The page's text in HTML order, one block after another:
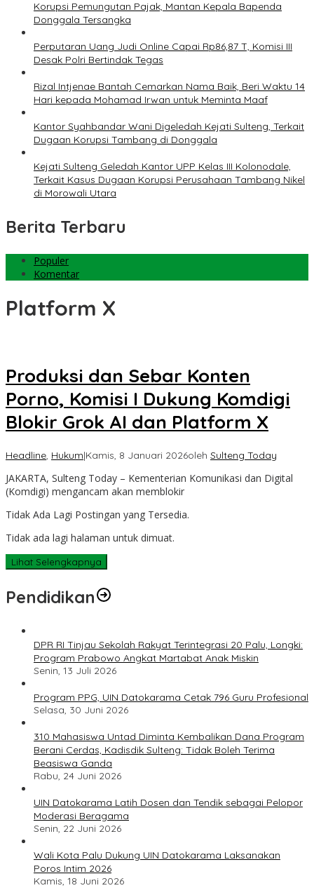
Korupsi Pemungutan Pajak, Mantan Kepala Bapenda
Donggala Tersangka
Perputaran Uang Judi Online Capai Rp86,87 T, Komisi III
Desak Polri Bertindak Tegas
Rizal Intjenae Bantah Cemarkan Nama Baik, Beri Waktu 14
Hari kepada Mohamad Irwan untuk Meminta Maaf
Kantor Syahbandar Wani Digeledah Kejati Sulteng, Terkait
Dugaan Korupsi Tambang di Donggala
Kejati Sulteng Geledah Kantor UPP Kelas III Kolonodale,
Terkait Kasus Dugaan Korupsi Perusahaan Tambang Nikel
di Morowali Utara
Berita Terbaru
Populer
Komentar
Platform X
Produksi dan Sebar Konten
Porno, Komisi I Dukung Komdigi
Blokir Grok AI dan Platform X
Headline, Hukum|Kamis, 8 Januari 2026oleh Sulteng Today
JAKARTA, Sulteng Today – Kementerian Komunikasi dan Digital
(Komdigi) mengancam akan memblokir
Tidak Ada Lagi Postingan yang Tersedia.
Tidak ada lagi halaman untuk dimuat.
Lihat Selengkapnya
Pendidikan
DPR RI Tinjau Sekolah Rakyat Terintegrasi 20 Palu, Longki:
Program Prabowo Angkat Martabat Anak Miskin
Senin, 13 Juli 2026
Program PPG, UIN Datokarama Cetak 796 Guru Profesional
Selasa, 30 Juni 2026
310 Mahasiswa Untad Diminta Kembalikan Dana Program
Berani Cerdas, Kadisdik Sulteng: Tidak Boleh Terima
Beasiswa Ganda
Rabu, 24 Juni 2026
UIN Datokarama Latih Dosen dan Tendik sebagai Pelopor
Moderasi Beragama
Senin, 22 Juni 2026
Wali Kota Palu Dukung UIN Datokarama Laksanakan
Poros Intim 2026
Kamis, 18 Juni 2026